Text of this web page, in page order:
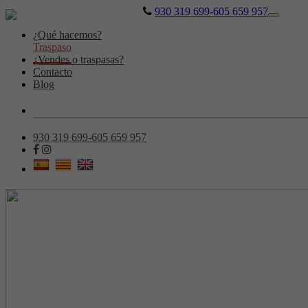
930 319 699-605 659 957
Toggle
¿Qué hacemos?
Traspaso
¿Vendes o traspasas?
Contacto
Blog
930 319 699-605 659 957